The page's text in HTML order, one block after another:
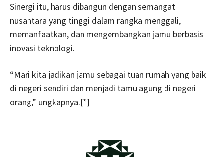
Sinergi itu, harus dibangun dengan semangat
nusantara yang tinggi dalam rangka menggali,
memanfaatkan, dan mengembangkan jamu berbasis
inovasi teknologi.
“Mari kita jadikan jamu sebagai tuan rumah yang baik
di negeri sendiri dan menjadi tamu agung di negeri
orang,” ungkapnya.[*]